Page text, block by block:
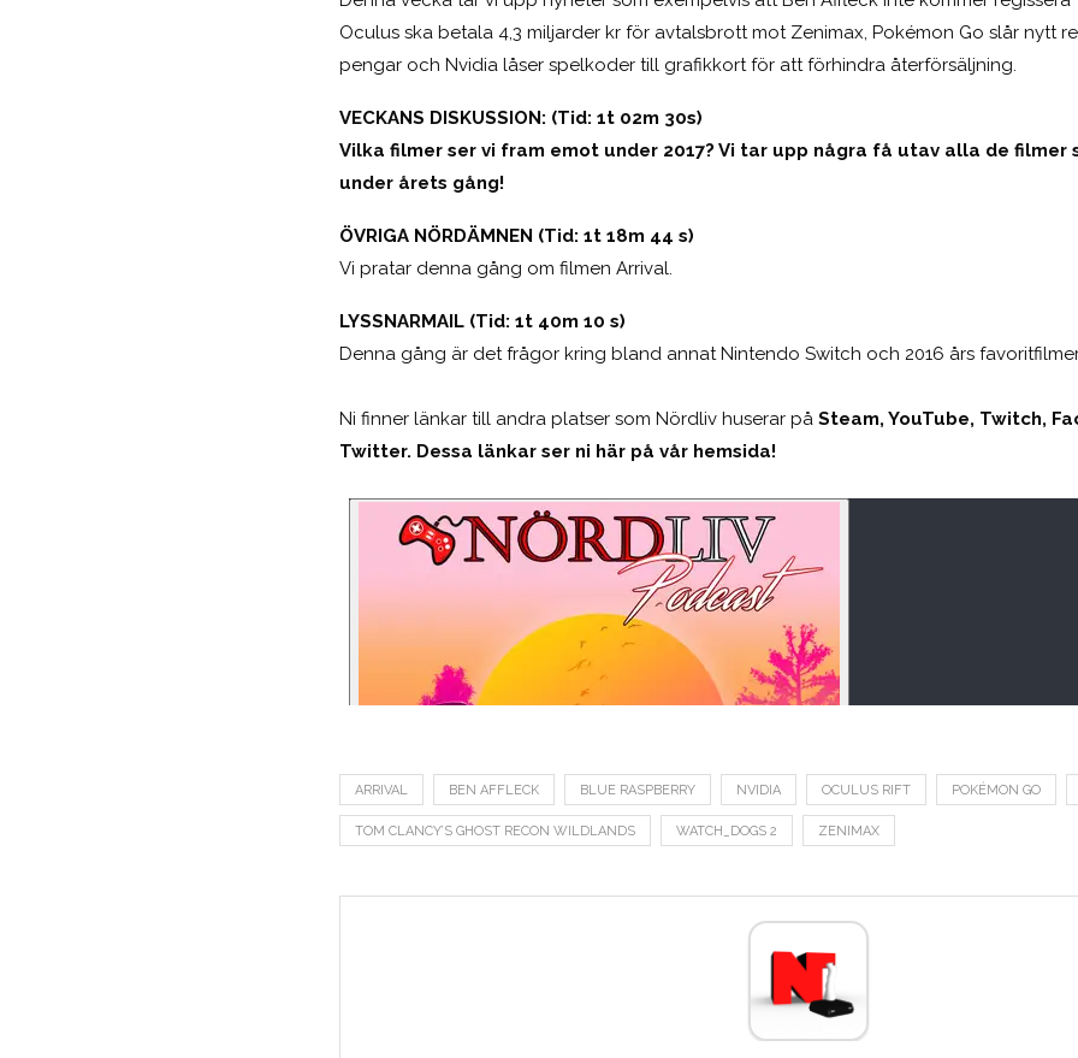
Oculus ska betala 4,3 miljarder kr för avtalsbrott mot Zenimax, Pokémon Go slår nytt
pengar och Nvidia låser spelkoder till grafikkort för att förhindra återförsäljning.
VECKANS DISKUSSION: (Tid: 1t 02m 30s)
Vilka filmer ser vi fram emot under 2017? Vi tar upp några få utav alla de filmer
under årets gång!
ÖVRIGA NÖRDÄMNEN (Tid: 1t 18m 44 s)
Vi pratar denna gång om filmen Arrival.
LYSSNARMAIL (Tid: 1t 40m 10 s)
Denna gång är det frågor kring bland annat Nintendo Switch och 2016 års
Ni finner länkar till andra platser som Nördliv huserar på Steam, YouTube, Twitch,
Twitter. Dessa länkar ser ni här på vår hemsida!
ARRIVAL BEN AFFLECK BLUE RASPBERRY NVIDIA OCULUS RIFT POKÉMON GO
TOM CLANCY’S GHOST RECON WILDLANDS WATCH_DOGS 2 ZENIMAX